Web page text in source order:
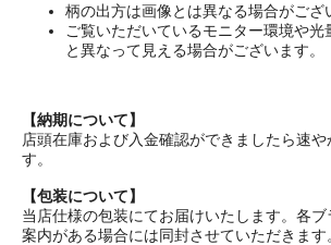
柄の出方は画像とは異なる場合がござ
ご覧いただいているモニター環境や
と異なって見える場合がございます。
【納期について】
店頭在庫および入金確認ができましたら速や
す。
【包装について】
当店仕様の包装にてお届けいたします。各
案内がある場合には同封させていただきます